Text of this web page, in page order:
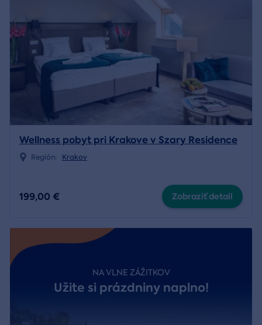
Wellness pobyt pri Krakove v Szary Residence
Región: Krakov
199,00 € Zobraziť detail
NA VLNE ZÁŽITKOV
Užite si prázdniny naplno!